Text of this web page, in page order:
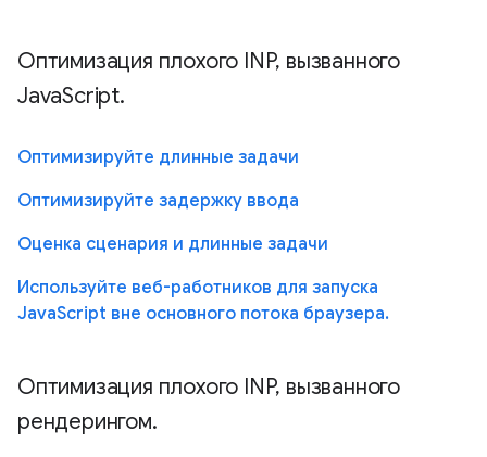
Оптимизация плохого INP, вызванного
JavaScript.
Оптимизируйте длинные задачи
Оптимизируйте задержку ввода
Оценка сценария и длинные задачи
Используйте веб-работников для запуска
JavaScript вне основного потока браузера.
Оптимизация плохого INP, вызванного
рендерингом.